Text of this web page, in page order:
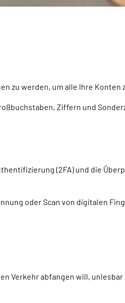
zu werden, um alle Ihre Konten
Ziffern und
(2FA) und die
oder Scan von digitalen
Verkehr abfangen will,